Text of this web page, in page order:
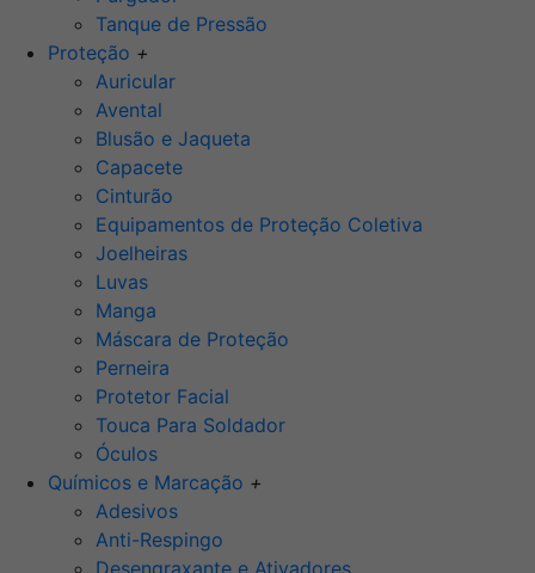
Tanque de Pressão
Proteção +
Auricular
Avental
Blusão e Jaqueta
Capacete
Cinturão
Equipamentos de Proteção Coletiva
Joelheiras
Luvas
Manga
Máscara de Proteção
Perneira
Protetor Facial
Touca Para Soldador
Óculos
Químicos e Marcação +
Adesivos
Anti-Respingo